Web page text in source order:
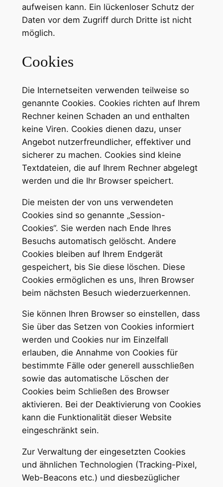
aufweisen kann. Ein lückenloser Schutz der
Daten vor dem Zugriff durch Dritte ist nicht
möglich.
Cookies
Die Internetseiten verwenden teilweise so
genannte Cookies. Cookies richten auf Ihrem
Rechner keinen Schaden an und enthalten
keine Viren. Cookies dienen dazu, unser
Angebot nutzerfreundlicher, effektiver und
sicherer zu machen. Cookies sind kleine
Textdateien, die auf Ihrem Rechner abgelegt
werden und die Ihr Browser speichert.
Die meisten der von uns verwendeten
Cookies sind so genannte „Session-
Cookies“. Sie werden nach Ende Ihres
Besuchs automatisch gelöscht. Andere
Cookies bleiben auf Ihrem Endgerät
gespeichert, bis Sie diese löschen. Diese
Cookies ermöglichen es uns, Ihren Browser
beim nächsten Besuch wiederzuerkennen.
Sie können Ihren Browser so einstellen, dass
Sie über das Setzen von Cookies informiert
werden und Cookies nur im Einzelfall
erlauben, die Annahme von Cookies für
bestimmte Fälle oder generell ausschließen
sowie das automatische Löschen der
Cookies beim Schließen des Browser
aktivieren. Bei der Deaktivierung von Cookies
kann die Funktionalität dieser Website
eingeschränkt sein.
Zur Verwaltung der eingesetzten Cookies
und ähnlichen Technologien (Tracking-Pixel,
Web-Beacons etc.) und diesbezüglicher